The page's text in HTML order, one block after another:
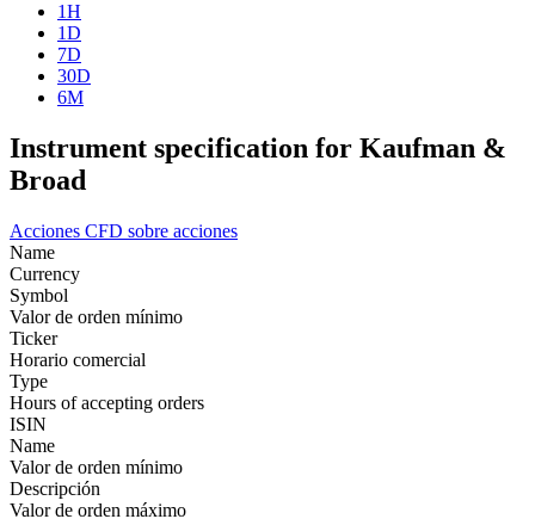
1H
1D
7D
30D
6M
Instrument specification for Kaufman &
Broad
Acciones CFD sobre acciones
Name
Currency
Symbol
Valor de orden mínimo
Ticker
Horario comercial
Type
Hours of accepting orders
ISIN
Name
Valor de orden mínimo
Descripción
Valor de orden máximo